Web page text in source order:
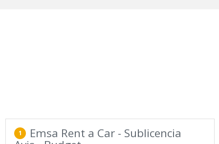
1 Emsa Rent a Car - Sublicencia